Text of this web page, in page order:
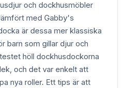
och dockhusmöbler
med Gabby's
är dessa mer klassiska
barn som gillar djur och
höll dockhusdockorna
och det var enkelt att
nya roller. Ett tips är att